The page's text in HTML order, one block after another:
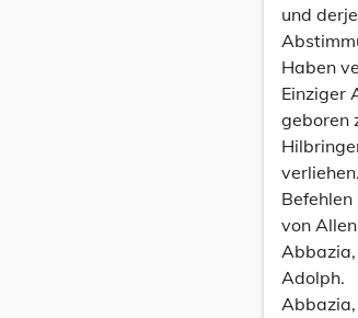
und
Haben
Einziger
geboren
verliehen.
von
Adolph.